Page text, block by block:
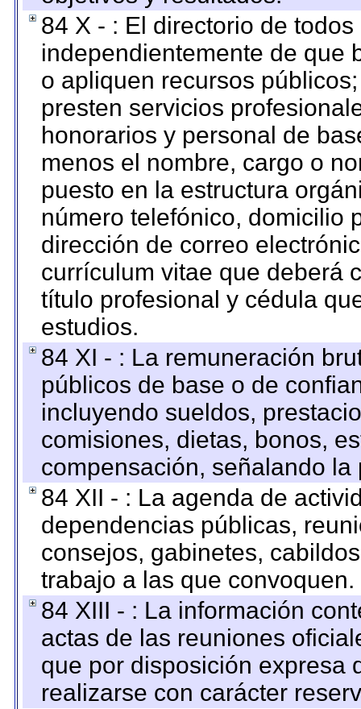
84 X - : El directorio de
independientemente de que
o apliquen recursos
presten servicios
honorarios y personal de
menos el nombre, cargo o
puesto en la estructura
número telefónico, domicilio
dirección de correo
currículum vitae que deberá
título profesional y cédula
estudios.
84 XI - : La remuneración
públicos de base o de
incluyendo sueldos,
comisiones, dietas, bonos,
compensación, señalando
84 XII - : La agenda de
dependencias públicas,
consejos, gabinetes,
trabajo a las que convoquen.
84 XIII - : La información
actas de las reuniones
que por disposición expresa
realizarse con carácter